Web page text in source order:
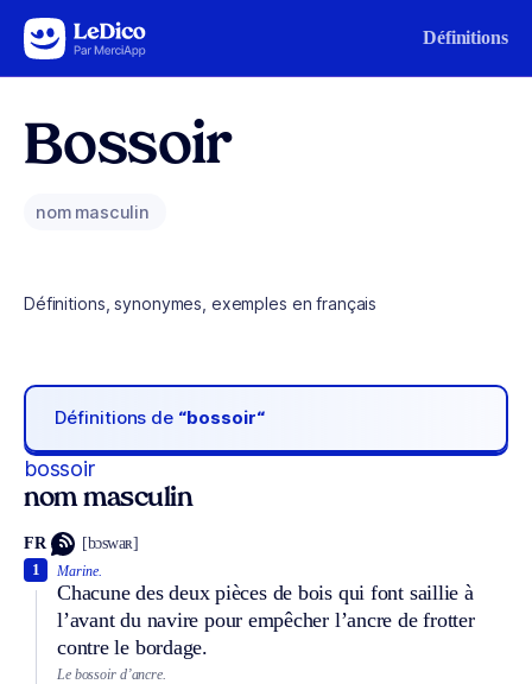
Aller au contenu Définitions
Bossoir
nom masculin
Définitions, synonymes, exemples en français
Définitions de “bossoir“
bossoir
nom masculin
FR [bɔswaʀ]
Marine.
Chacune des deux pièces de bois qui font saillie à
l’avant du navire pour empêcher l’ancre de frotter
contre le bordage.
1
Le bossoir d’ancre.